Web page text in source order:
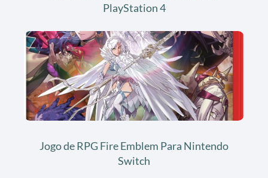
PlayStation 4
Jogo de RPG Fire Emblem Para Nintendo
Switch